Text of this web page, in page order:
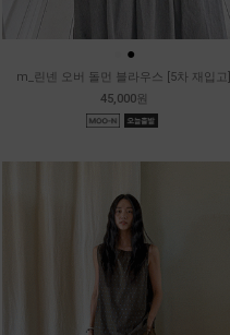
●
m_린넨 오버 돌먼 블라우스 [5차 재입고]
45,000원